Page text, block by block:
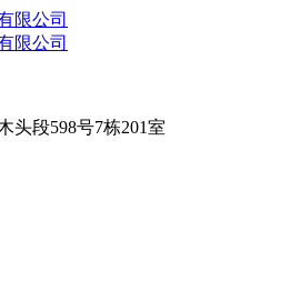
头段598号7栋201室